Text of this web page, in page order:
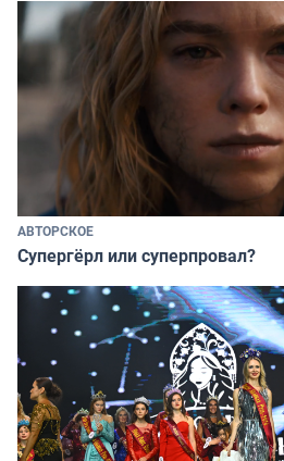
АВТОРСКОЕ
Супергёрл или суперпровал?